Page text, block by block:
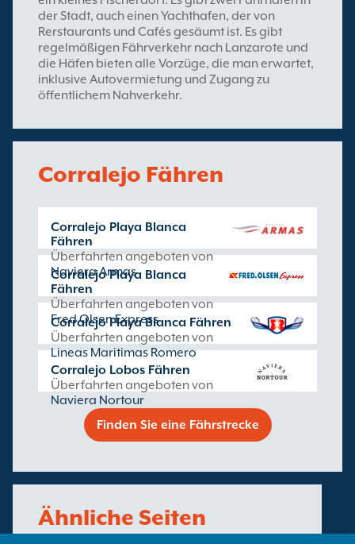
der Stadt, auch einen Yachthafen, der von
Rerstaurants und Cafés gesäumt ist. Es gibt
regelmäßigen Fährverkehr nach Lanzarote und
die Häfen bieten alle Vorzüge, die man erwartet,
inklusive Autovermietung und Zugang zu
öffentlichem Nahverkehr.
Corralejo Fähren
Corralejo Playa Blanca
Fähren
Überfahrten angeboten von
Naviera Armas
Corralejo Playa Blanca
Fähren
Überfahrten angeboten von
Fred Olsen Express
Corralejo Playa Blanca Fähren
Überfahrten angeboten von
Lineas Maritimas Romero
Corralejo Lobos Fähren
Überfahrten angeboten von
Naviera Nortour
Finden Sie eine Fährstrecke
Ähnliche Seiten